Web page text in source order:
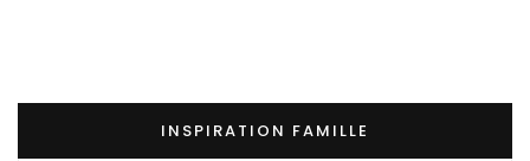
INSPIRATION FAMILLE